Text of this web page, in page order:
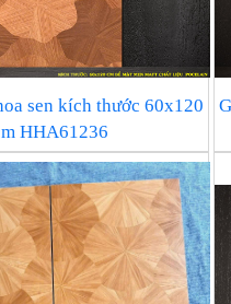
sen kích thước 60x120
HHA61236